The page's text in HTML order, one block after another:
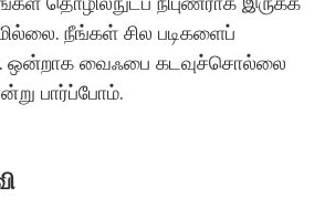
நீங்கள் சில படிகளைப்
ஒன்றாக வைஃபை கடவுச்சொல்லை
பார்ப்போம்.